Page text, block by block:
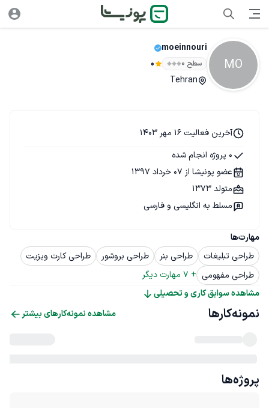
MO
moeinnouri
سطح ۰ 0
Tehran
مهارت‌ها
طراحی تبلیغات
طراحی بنر طراحی بروشور
طراحی کارت ویزیت
طراحی مفهومی +
7 مهارت دیگر
مشاهده سوابق کاری و تحصیلی
آخرین فعالیت 16 مهر 1403
0 پروژه انجام شده
عضو پونیشا از 07 خرداد 1397
متولد 1373
مسلط به انگلیسی و فارسی
نمونه‌کارها مشاهده نمونه‌کارهای بیشتر
پروژه‌ها